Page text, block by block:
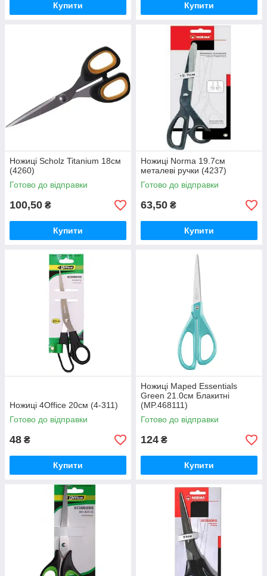
Купити Купити
Ножиці Scholz Titanium 18см
(4260)
Готово до відправки
100,50 ₴
Купити
Ножиці Norma 19.7см
металеві ручки (4237)
Готово до відправки
63,50 ₴
Купити
Ножиці 4Office 20см (4-311)
Готово до відправки
48 ₴
Купити
Ножиці Maped Essentials
Green 21.0см Блакитні
(MP.468111)
Готово до відправки
124 ₴
Купити